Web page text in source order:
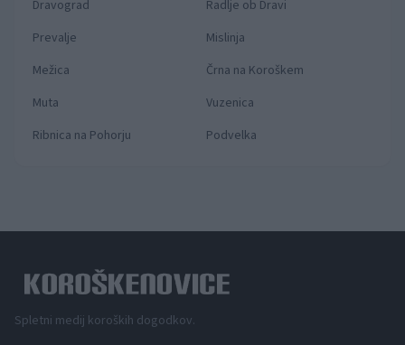
Dravograd
Radlje ob Dravi
Prevalje
Mislinja
Mežica
Črna na Koroškem
Muta
Vuzenica
Ribnica na Pohorju
Podvelka
Spletni medij koroških dogodkov.